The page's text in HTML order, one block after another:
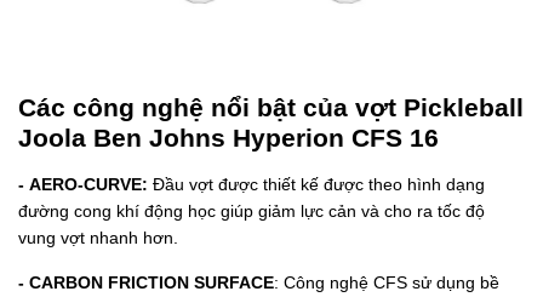
Các công nghệ nổi bật của vợt Pickleball
Joola Ben Johns Hyperion CFS 16
- AERO-CURVE: Đầu vợt được thiết kế được theo hình dạng
đường cong khí động học giúp giảm lực cản và cho ra tốc độ
vung vợt nhanh hơn.
- CARBON FRICTION SURFACE: Công nghệ CFS sử dụng bề